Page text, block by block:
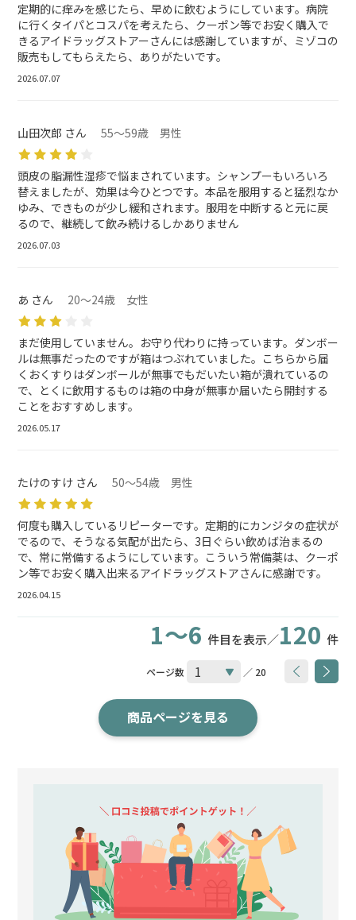
定期的に痒みを感じたら、早めに飲むようにしています。病院
に行くタイパとコスパを考えたら、クーポン等でお安く購入で
きるアイドラッグストアーさんには感謝していますが、ミゾコの
販売もしてもらえたら、ありがたいです。
2026.07.07
山田次郎 さん 55～59歳 男性
頭皮の脂漏性湿疹で悩まされています。シャンプーもいろいろ
替えましたが、効果は今ひとつです。本品を服用すると猛烈なか
ゆみ、できものが少し緩和されます。服用を中断すると元に戻
るので、継続して飲み続けるしかありません
2026.07.03
あ さん 20～24歳 女性
まだ使用していません。お守り代わりに持っています。ダンボー
ルは無事だったのですが箱はつぶれていました。こちらから届
くおくすりはダンボールが無事でもだいたい箱が潰れているの
で、とくに飲用するものは箱の中身が無事か届いたら開封する
ことをおすすめします。
2026.05.17
たけのすけ さん 50～54歳 男性
何度も購入しているリピーターです。定期的にカンジタの症状が
でるので、そうなる気配が出たら、3日ぐらい飲めば治まるの
で、常に常備するようにしています。こういう常備薬は、クーポ
ン等でお安く購入出来るアイドラッグストアさんに感謝です。
2026.04.15
1～6 件目を表示／120 件
ページ数 ／ 20
商品ページを見る